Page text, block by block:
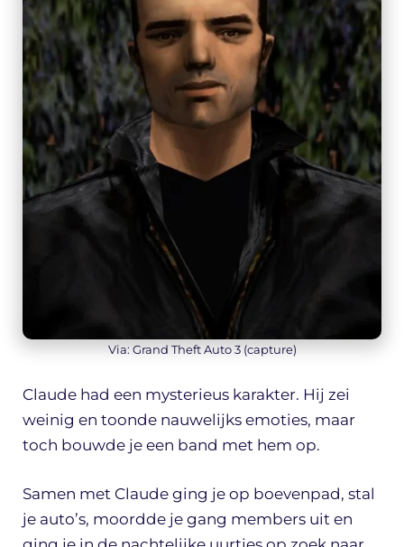
Via: Grand Theft Auto 3 (capture)
Claude had een mysterieus karakter. Hij zei
weinig en toonde nauwelijks emoties, maar
toch bouwde je een band met hem op.
Samen met Claude ging je op boevenpad, stal
je auto’s, moordde je gang members uit en